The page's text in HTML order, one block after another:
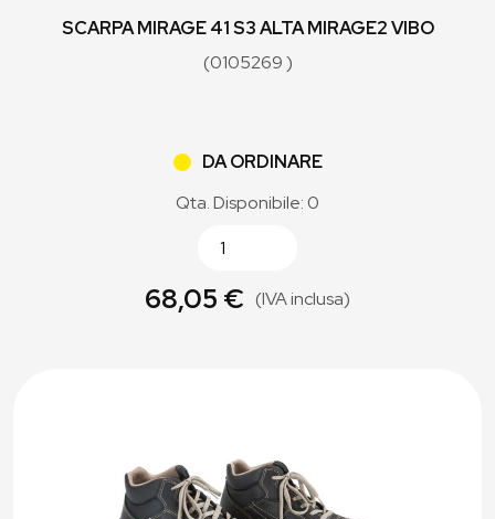
SCARPA MIRAGE 41 S3 ALTA MIRAGE2 VIBO
(0105269 )
DA ORDINARE
Qta. Disponibile: 0
68,05 € (IVA inclusa)